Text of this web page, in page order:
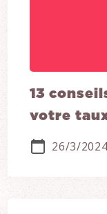
13
votre
26/3/